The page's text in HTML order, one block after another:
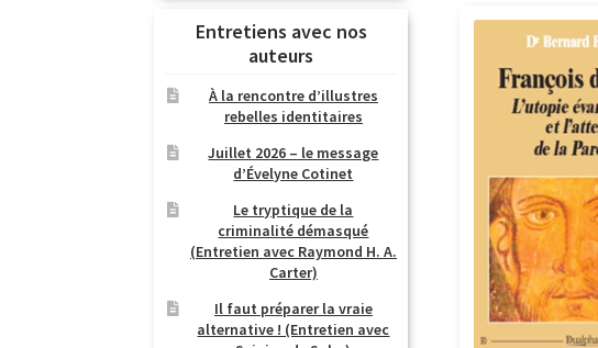
Entretiens avec nos
auteurs
À la rencontre d’illustres
rebelles identitaires
Juillet 2026 – le message
d’Évelyne Cotinet
Le tryptique de la
criminalité démasqué
(Entretien avec Raymond H. A.
Carter)
Il faut préparer la vraie
alternative ! (Entretien avec